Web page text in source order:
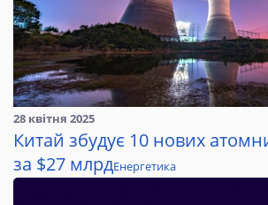
28 квітня 2025
Китай збудує 10 нових
за $27 млрдЕнергетика